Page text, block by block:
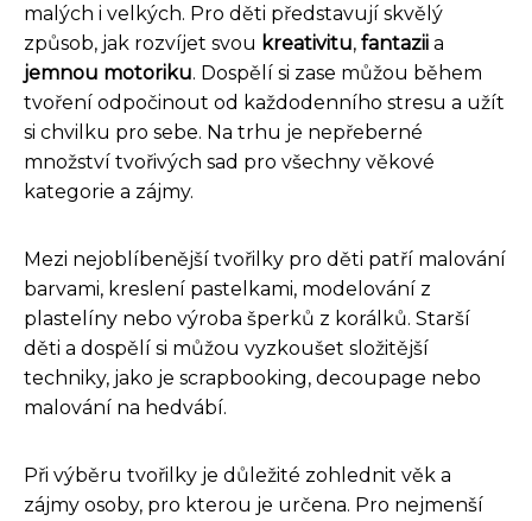
malých i velkých. Pro děti představují skvělý
způsob, jak rozvíjet svou kreativitu, fantazii a
jemnou motoriku. Dospělí si zase můžou během
tvoření odpočinout od každodenního stresu a užít
si chvilku pro sebe. Na trhu je nepřeberné
množství tvořivých sad pro všechny věkové
kategorie a zájmy.
Mezi nejoblíbenější tvořilky pro děti patří malování
barvami, kreslení pastelkami, modelování z
plastelíny nebo výroba šperků z korálků. Starší
děti a dospělí si můžou vyzkoušet složitější
techniky, jako je scrapbooking, decoupage nebo
malování na hedvábí.
Při výběru tvořilky je důležité zohlednit věk a
zájmy osoby, pro kterou je určena. Pro nejmenší